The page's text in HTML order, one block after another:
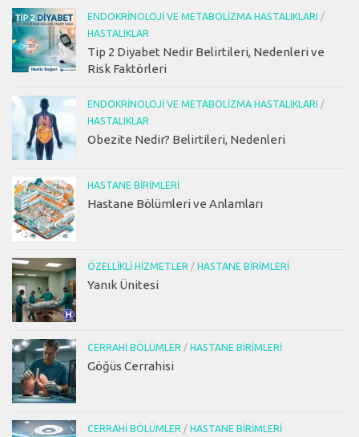
ENDOKRINOLOJI VE METABOLIZMA HASTALIKLARI
/
HASTALIKLAR
Tip 2 Diyabet Nedir Belirtileri, Nedenleri ve
Risk Faktörleri
ENDOKRINOLOJI VE METABOLIZMA HASTALIKLARI
/
HASTALIKLAR
Obezite Nedir? Belirtileri, Nedenleri
HASTANE BIRIMLERI
Hastane Bölümleri ve Anlamları
ÖZELLIKLI HIZMETLER / HASTANE BIRIMLERI
Yanık Ünitesi
CERRAHI BÖLÜMLER / HASTANE BIRIMLERI
Göğüs Cerrahisi
CERRAHI BÖLÜMLER / HASTANE BIRIMLERI